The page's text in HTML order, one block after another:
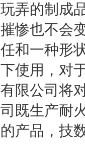
玩弄的制成
摧惨也不会
任和一种形
下使用，对
有限公司将
司既生产耐
的产品，技